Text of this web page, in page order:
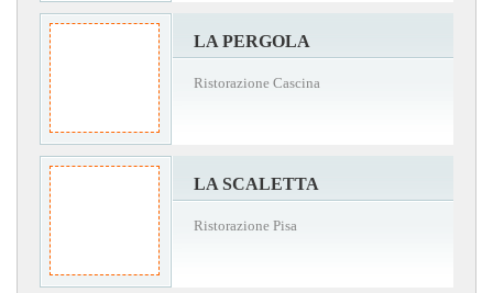
LA PERGOLA
Ristorazione Cascina
LA SCALETTA
Ristorazione Pisa